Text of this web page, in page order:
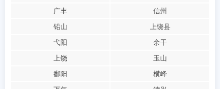
广丰
信州
铅山
上饶县
弋阳
余干
上饶
玉山
鄱阳
横峰